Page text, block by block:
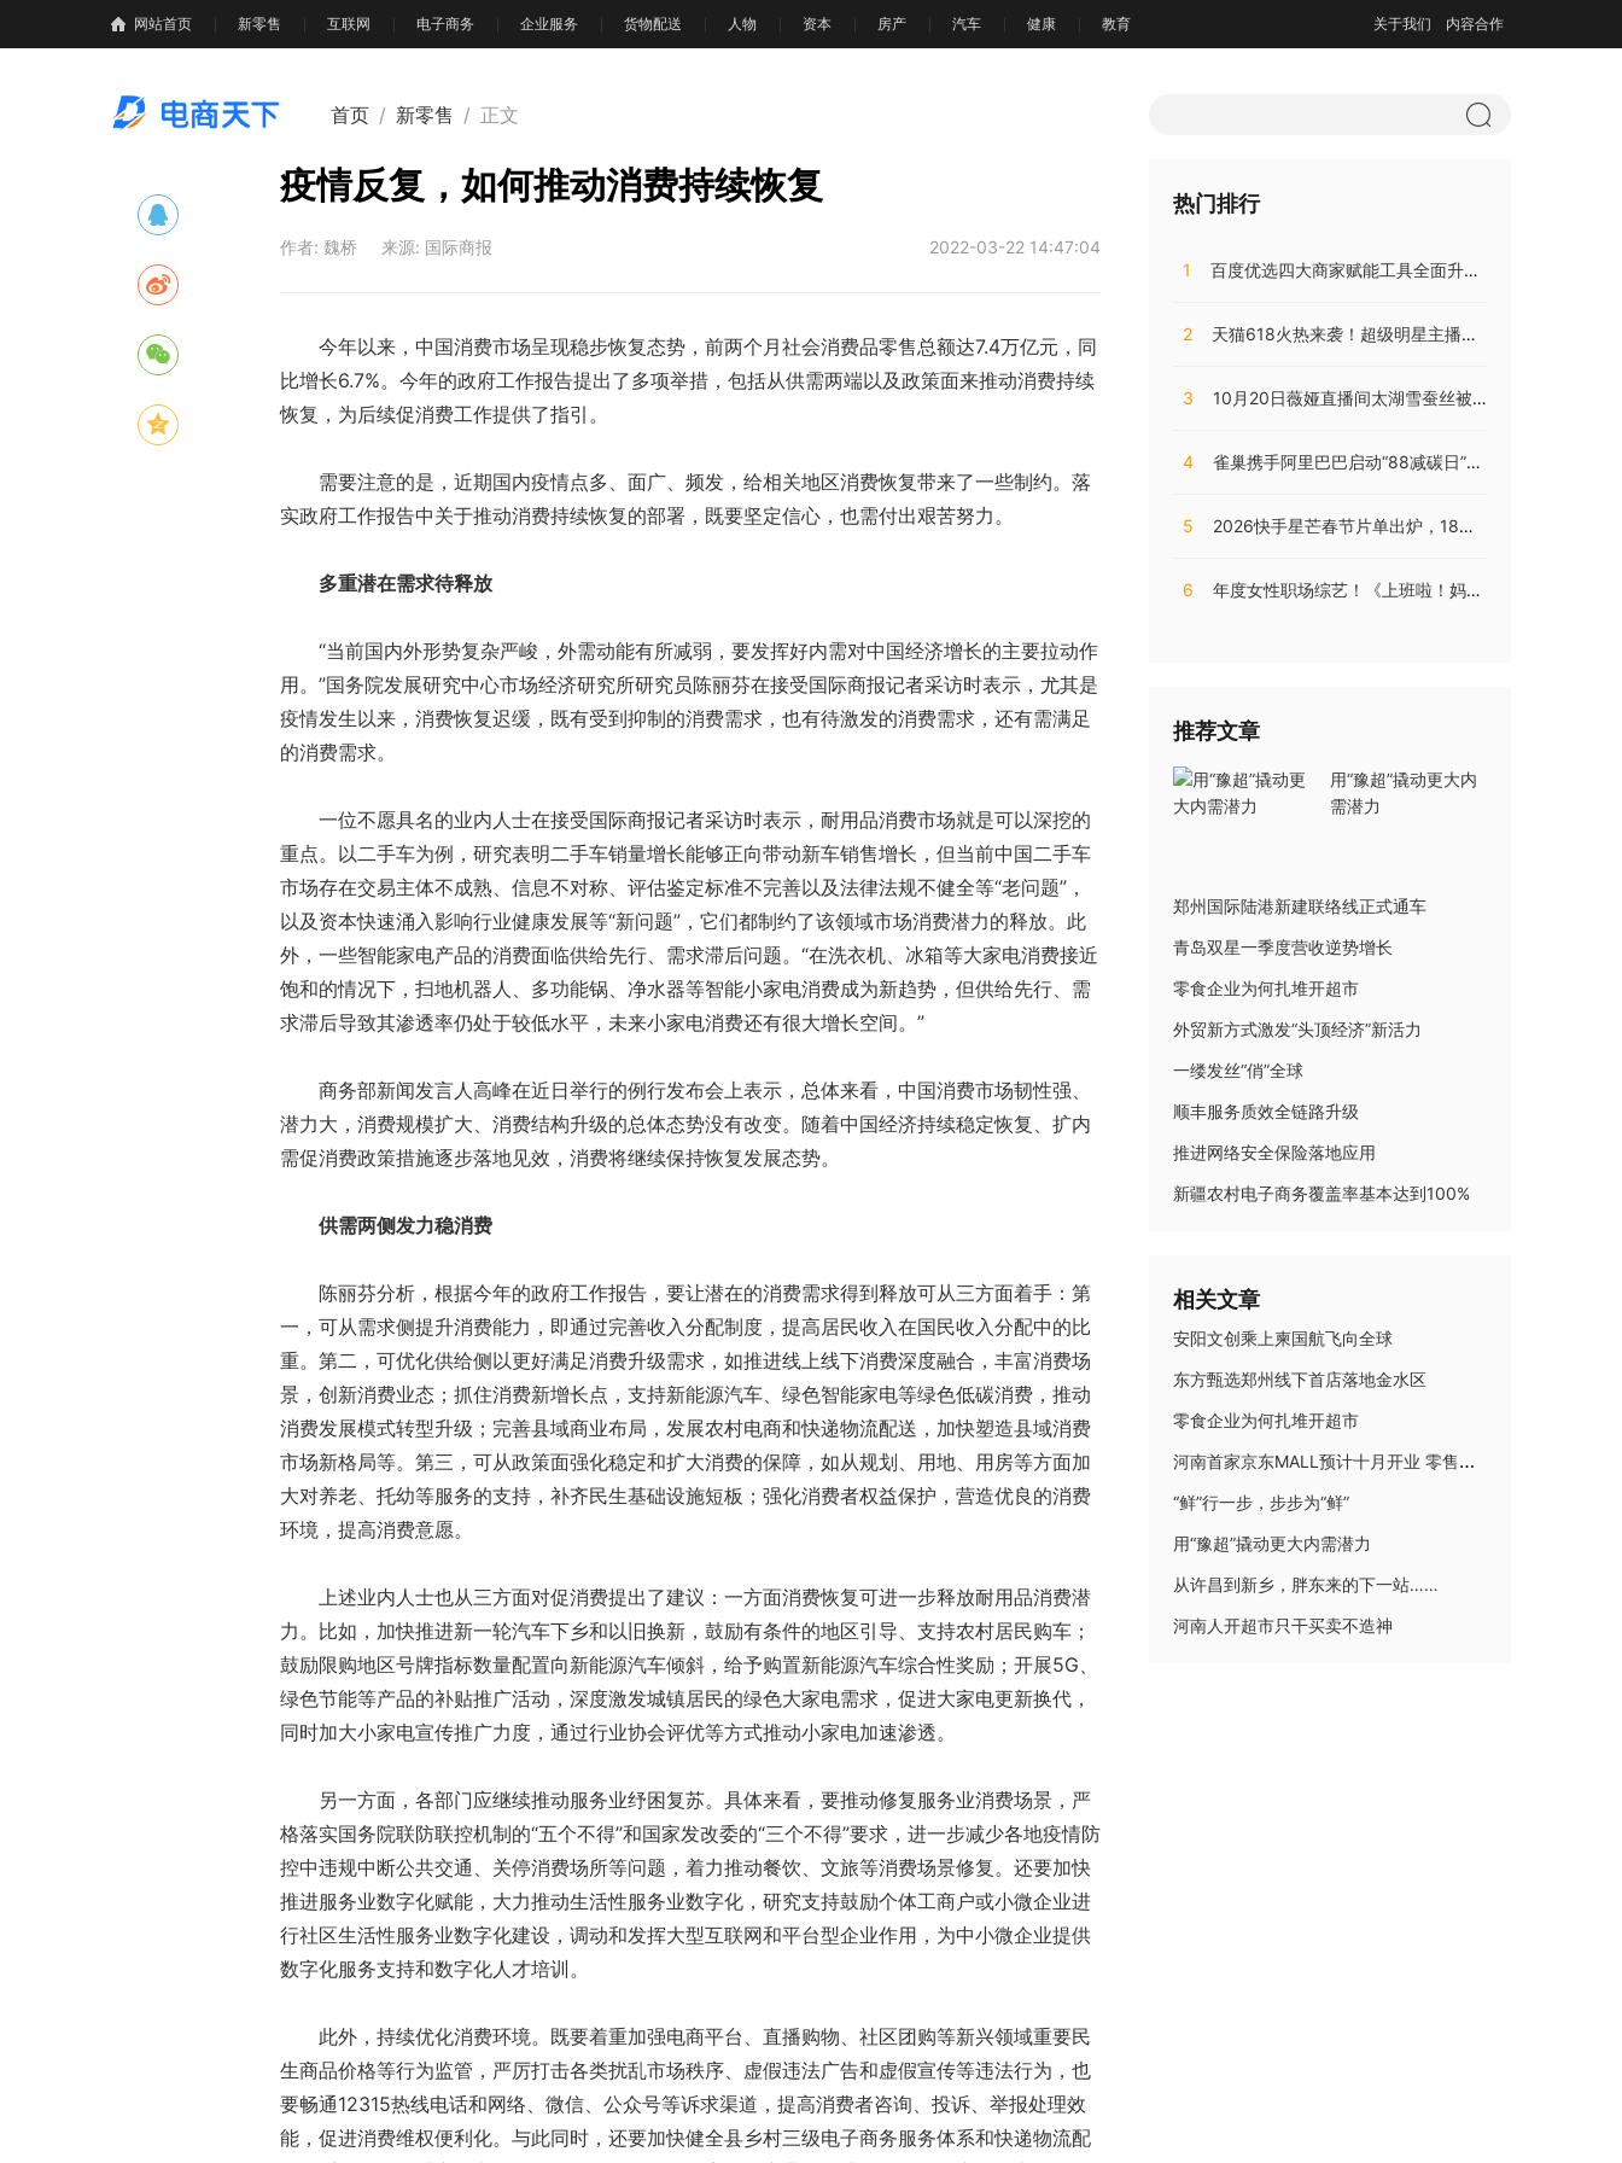
网站首页 新零售 互联网 电子商务 企业服务 货物配送 人物 资本 房产 汽车 健康 教育 关于我们 内容合作
首页 / 新零售 / 正文
疫情反复，如何推动消费持续恢复
作者: 魏桥 来源: 国际商报 2022-03-22 14:47:04
今年以来，中国消费市场呈现稳步恢复态势，前两个月社会消费品零售总额达7.4万亿元，同
比增长6.7%。今年的政府工作报告提出了多项举措，包括从供需两端以及政策面来推动消费持续
恢复，为后续促消费工作提供了指引。
需要注意的是，近期国内疫情点多、面广、频发，给相关地区消费恢复带来了一些制约。落
实政府工作报告中关于推动消费持续恢复的部署，既要坚定信心，也需付出艰苦努力。
多重潜在需求待释放
“当前国内外形势复杂严峻，外需动能有所减弱，要发挥好内需对中国经济增长的主要拉动作
用。”国务院发展研究中心市场经济研究所研究员陈丽芬在接受国际商报记者采访时表示，尤其是
疫情发生以来，消费恢复迟缓，既有受到抑制的消费需求，也有待激发的消费需求，还有需满足
的消费需求。
一位不愿具名的业内人士在接受国际商报记者采访时表示，耐用品消费市场就是可以深挖的
重点。以二手车为例，研究表明二手车销量增长能够正向带动新车销售增长，但当前中国二手车
市场存在交易主体不成熟、信息不对称、评估鉴定标准不完善以及法律法规不健全等“老问题”，
以及资本快速涌入影响行业健康发展等“新问题”，它们都制约了该领域市场消费潜力的释放。此
外，一些智能家电产品的消费面临供给先行、需求滞后问题。“在洗衣机、冰箱等大家电消费接近
饱和的情况下，扫地机器人、多功能锅、净水器等智能小家电消费成为新趋势，但供给先行、需
求滞后导致其渗透率仍处于较低水平，未来小家电消费还有很大增长空间。”
商务部新闻发言人高峰在近日举行的例行发布会上表示，总体来看，中国消费市场韧性强、
潜力大，消费规模扩大、消费结构升级的总体态势没有改变。随着中国经济持续稳定恢复、扩内
需促消费政策措施逐步落地见效，消费将继续保持恢复发展态势。
供需两侧发力稳消费
陈丽芬分析，根据今年的政府工作报告，要让潜在的消费需求得到释放可从三方面着手：第
一，可从需求侧提升消费能力，即通过完善收入分配制度，提高居民收入在国民收入分配中的比
重。第二，可优化供给侧以更好满足消费升级需求，如推进线上线下消费深度融合，丰富消费场
景，创新消费业态；抓住消费新增长点，支持新能源汽车、绿色智能家电等绿色低碳消费，推动
消费发展模式转型升级；完善县域商业布局，发展农村电商和快递物流配送，加快塑造县域消费
市场新格局等。第三，可从政策面强化稳定和扩大消费的保障，如从规划、用地、用房等方面加
大对养老、托幼等服务的支持，补齐民生基础设施短板；强化消费者权益保护，营造优良的消费
环境，提高消费意愿。
上述业内人士也从三方面对促消费提出了建议：一方面消费恢复可进一步释放耐用品消费潜
力。比如，加快推进新一轮汽车下乡和以旧换新，鼓励有条件的地区引导、支持农村居民购车；
鼓励限购地区号牌指标数量配置向新能源汽车倾斜，给予购置新能源汽车综合性奖励；开展5G、
绿色节能等产品的补贴推广活动，深度激发城镇居民的绿色大家电需求，促进大家电更新换代，
同时加大小家电宣传推广力度，通过行业协会评优等方式推动小家电加速渗透。
另一方面，各部门应继续推动服务业纾困复苏。具体来看，要推动修复服务业消费场景，严
格落实国务院联防联控机制的“五个不得”和国家发改委的“三个不得”要求，进一步减少各地疫情防
控中违规中断公共交通、关停消费场所等问题，着力推动餐饮、文旅等消费场景修复。还要加快
推进服务业数字化赋能，大力推动生活性服务业数字化，研究支持鼓励个体工商户或小微企业进
行社区生活性服务业数字化建设，调动和发挥大型互联网和平台型企业作用，为中小微企业提供
数字化服务支持和数字化人才培训。
此外，持续优化消费环境。既要着重加强电商平台、直播购物、社区团购等新兴领域重要民
生商品价格等行为监管，严厉打击各类扰乱市场秩序、虚假违法广告和虚假宣传等违法行为，也
要畅通12315热线电话和网络、微信、公众号等诉求渠道，提高消费者咨询、投诉、举报处理效
能，促进消费维权便利化。与此同时，还要加快健全县乡村三级电子商务服务体系和快递物流配
热门排行
1 百度优选四大商家赋能工具全面升级，持续助推商家降本增效
2 天猫618火热来袭！超级明星主播阵容，共同助阵预售直播盛典
3 10月20日薇娅直播间太湖雪蚕丝被直播开售，开局大卖销量火爆!
4 雀巢携手阿里巴巴启动“88减碳日”，兴起咖啡低碳消费之风
5 2026快手星芒春节片单出炉，18部精品短剧陪伴老铁们过个戏瘾年
6 年度女性职场综艺！《上班啦！妈妈》第二季揭秘直播电商内幕
推荐文章
用“豫超”撬动更大内
需潜力
郑州国际陆港新建联络线正式通车
青岛双星一季度营收逆势增长
零食企业为何扎堆开超市
外贸新方式激发“头顶经济”新活力
一缕发丝“俏”全球
顺丰服务质效全链路升级
推进网络安全保险落地应用
新疆农村电子商务覆盖率基本达到100%
相关文章
安阳文创乘上柬国航飞向全球
东方甄选郑州线下首店落地金水区
零食企业为何扎堆开超市
河南首家京东MALL预计十月开业 零售新玩家激活市场新动能
“鲜”行一步，步步为“鲜”
用“豫超”撬动更大内需潜力
从许昌到新乡，胖东来的下一站……
河南人开超市只干买卖不造神